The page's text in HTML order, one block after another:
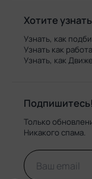
Хотите
Узнать, как
Узнать как
Узнать, как
Подпишитесь!
Только
Никакого спама.